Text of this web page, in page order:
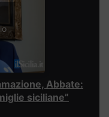
Abbate:
siciliane”